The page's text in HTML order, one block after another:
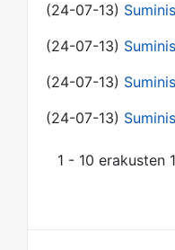
(24-07-13)
(24-07-13)
(24-07-13)
(24-07-13)
1 - 10 erakusten